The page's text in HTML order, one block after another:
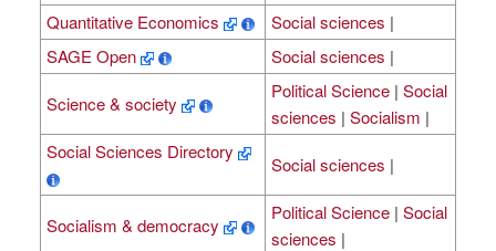
Quantitative Economics
Social sciences |
SAGE Open
Social sciences |
Science & society
Political Science | Social
sciences | Socialism |
Social Sciences Directory
Social sciences |
Socialism & democracy
Political Science | Social
sciences |